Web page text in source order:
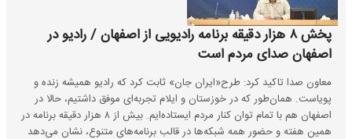
پخش ۸ هزار دقیقه برنامه رادیویی از اصفهان / رادیو در
اصفهان صدای مردم است
معاون صدا تاکید کرد: طرح«ایران جان» ثابت کرد که رادیو همیشه زنده و
پویاست. همان‌طور که در خوزستان و ایلام تجربه‌ای موفق داشتیم، حالا در
اصفهان هم با تمام توان کنار مردم ایستاده‌ایم. بیش از ۸ هزار دقیقه برنامه در
همین هفته و حضور همه شبکه‌ها در قالب برنامه‌های متنوع، نشان می‌دهد